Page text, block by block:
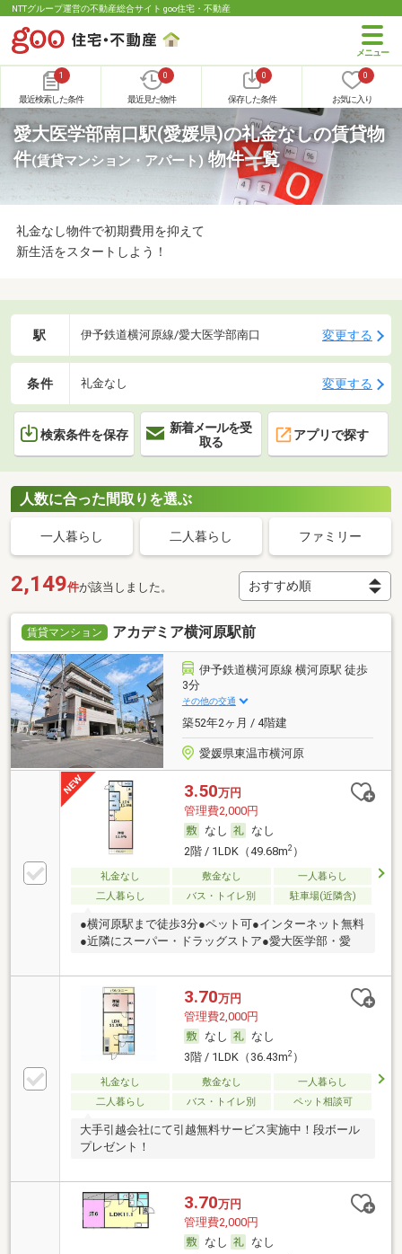
NTTグループ運営の不動産総合サイト goo住宅・不動産
1
最近検索した条件
0
最近見た物件
0
保存した条件
0
お気に入り
愛大医学部南口駅(愛媛県)の礼金なしの賃貸物
件(賃貸マンション・アパート) 物件一覧
礼金なし物件で初期費用を抑えて
新生活をスタートしよう！
駅 伊予鉄道横河原線/愛大医学部南口 変更する
条件 礼金なし 変更する
検索条件を保存
新着メールを受
取る
アプリで探す
人数に合った間取りを選ぶ
一人暮らし 二人暮らし ファミリー
2,149件が該当しました。
賃貸マンション アカデミア横河原駅前
伊予鉄道横河原線 横河原駅 徒歩
3分
その他の交通
築52年2ヶ月 / 4階建
愛媛県東温市横河原
3.50万円
管理費2,000円
なし
なし
2階 / 1LDK（49.68m2）
礼金なし 敷金なし
一人暮らし
二人暮らし
バス・トイレ別 駐車場(近隣含)
●横河原駅まで徒歩3分●ペット可●インターネット無料
●近隣にスーパー・ドラッグストア●愛大医学部・愛
3.70万円
管理費2,000円
なし
なし
3階 / 1LDK（36.43m2）
礼金なし 敷金なし
一人暮らし
二人暮らし
バス・トイレ別 ペット相談可
大手引越会社にて引越無料サービス実施中！段ボール
プレゼント！
3.70万円
管理費2,000円
なし
なし